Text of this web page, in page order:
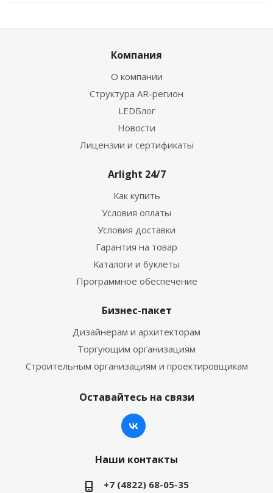
Компания
О компании
Структура AR-регион
LEDБлог
Новости
Лицензии и сертификаты
Arlight 24/7
Как купить
Условия оплаты
Условия доставки
Гарантия на товар
Каталоги и буклеты
Программное обеспечение
Бизнес-пакет
Дизайнерам и архитекторам
Торгующим организациям
Строительным организациям и проектировщикам
Оставайтесь на связи
Наши контакты
+7 (4822) 68-05-35